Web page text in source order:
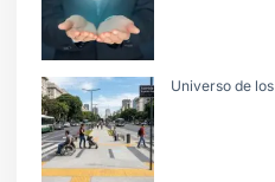
Universo de